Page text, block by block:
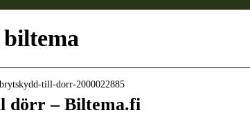
till-dorr-2000022885
dörr – Biltema.fi